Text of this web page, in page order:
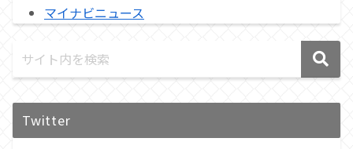
マイナビニュース
Twitter